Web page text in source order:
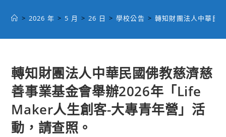
> 2026 年 > 5 月 > 26 日 > 學校公告 > 轉知財團法人中華民
轉知財團法人中華民國佛教慈濟慈
善事業基金會舉辦2026年「Life
Maker人生創客-大專青年營」活
動，請查照。